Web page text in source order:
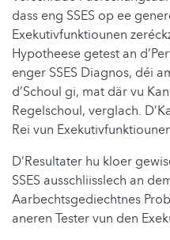
dass eng SSES op ee
Exekutivfunktiounen
Hypotheese getest an
enger SSES Diagnos, déi
d’Schoul gi, mat där vu
Regelschoul, verglach.
Rei vun
D’Resultater hu kloer
SSES ausschliisslech an
Aarbechtsgediechtnes
aneren Tester vun den